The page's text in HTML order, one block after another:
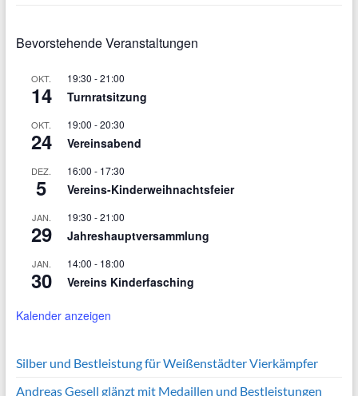
Bevorstehende Veranstaltungen
OKT.
14
19:30 -21:00
Turnratsitzung
OKT.
24
19:00 -20:30
Vereinsabend
DEZ.
5
16:00 - 17:30
Vereins-Kinderweihnachtsfeier
JAN.
29
19:30 -21:00
Jahreshauptversammlung
JAN.
30
14:00 - 18:00
Vereins Kinderfasching
Kalender anzeigen
Silber und Bestleistung für Weißenstädter Vierkämpfer
Andreas Gesell glänzt mit Medaillen und Bestleistungen